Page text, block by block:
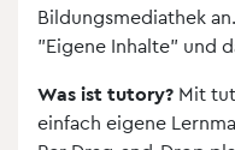
Bildungsmediathek
"Eigene Inhalte" und
Was ist tutory? Mit
einfach eigene